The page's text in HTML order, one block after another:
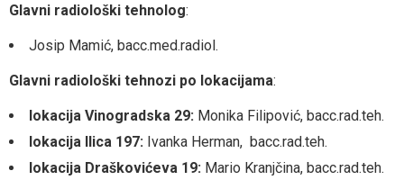
Glavni radiološki tehnolog:
Josip Mamić, bacc.med.radiol.
Glavni radiološki tehnozi po lokacijama:
lokacija Vinogradska 29: Monika Filipović, bacc.rad.teh.
lokacija Ilica 197: Ivanka Herman, bacc.rad.teh.
lokacija Draškovićeva 19: Mario Kranjčina, bacc.rad.teh.